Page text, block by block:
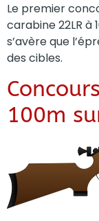
Le premier
carabine 22LR à
s’avère que
des cibles.
100m